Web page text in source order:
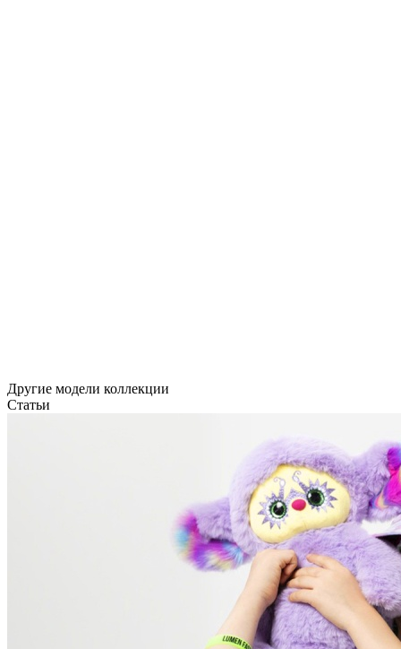
Другие модели коллекции
Статьи